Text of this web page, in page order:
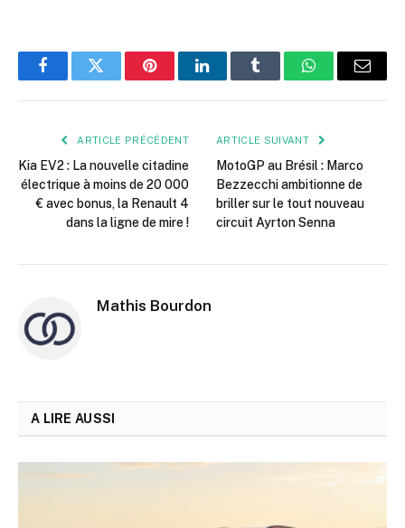
FacebookTwitter PinterestLinkedInTumblr WhatsApp
E-
ARTICLE PRÉCÉDENT
Kia EV2 : La nouvelle citadine
électrique à moins de 20 000
€ avec bonus, la Renault 4
dans la ligne de mire !
ARTICLE SUIVANT
MotoGP au Brésil : Marco
Bezzecchi ambitionne de
briller sur le tout nouveau
circuit Ayrton Senna
Mathis Bourdon
A LIRE AUSSI